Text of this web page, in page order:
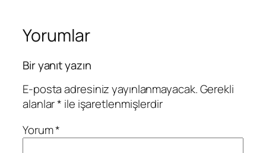
Yorumlar
Bir yanıt yazın
E-posta adresiniz yayınlanmayacak.Gerekli
alanlar* ile işaretlenmişlerdir
Yorum*